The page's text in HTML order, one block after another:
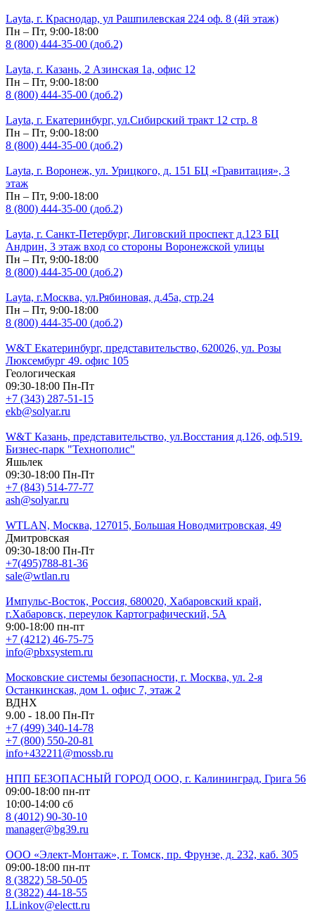
Layta, г. Краснодар, ул Рашпилевская 224 оф. 8 (4й этаж)
Пн – Пт, 9:00-18:00
8 (800) 444-35-00 (доб.2)
Layta, г. Казань, 2 Азинская 1а, офис 12
Пн – Пт, 9:00-18:00
8 (800) 444-35-00 (доб.2)
Layta, г. Екатеринбург, ул.Сибирский тракт 12 стр. 8
Пн – Пт, 9:00-18:00
8 (800) 444-35-00 (доб.2)
Layta, г. Воронеж, ул. Урицкого, д. 151 БЦ «Гравитация», 3
этаж
Пн – Пт, 9:00-18:00
8 (800) 444-35-00 (доб.2)
Layta, г. Санкт-Петербург, Лиговский проспект д.123 БЦ
Андрин, 3 этаж вход со стороны Воронежской улицы
Пн – Пт, 9:00-18:00
8 (800) 444-35-00 (доб.2)
Layta, г.Москва, ул.Рябиновая, д.45а, стр.24
Пн – Пт, 9:00-18:00
8 (800) 444-35-00 (доб.2)
W&T Екатеринбург, представительство, 620026, ул. Розы
Люксембург 49. офис 105
Геологическая
09:30-18:00 Пн-Пт
+7 (343) 287-51-15
ekb@solyar.ru
W&T Казань, представительство, ул.Восстания д.126, оф.519.
Бизнес-парк "Технополис"
Яшьлек
09:30-18:00 Пн-Пт
+7 (843) 514-77-77
ash@solyar.ru
WTLAN, Москва, 127015, Большая Новодмитровская, 49
Дмитровская
09:30-18:00 Пн-Пт
+7(495)788-81-36
sale@wtlan.ru
Импульс-Восток, Россия, 680020, Хабаровский край,
г.Хабаровск, переулок Картографический, 5А
9:00-18:00 пн-пт
+7 (4212) 46-75-75
info@pbxsystem.ru
Московские системы безопасности, г. Москва, ул. 2-я
Останкинская, дом 1. офис 7, этаж 2
ВДНХ
9.00 - 18.00 Пн-Пт
+7 (499) 340-14-78
+7 (800) 550-20-81
info+432211@mossb.ru
НПП БЕЗОПАСНЫЙ ГОРОД ООО, г. Калининград, Грига 56
09:00-18:00 пн-пт
10:00-14:00 сб
8 (4012) 90-30-10
manager@bg39.ru
ООО «Элект-Монтаж», г. Томск, пр. Фрунзе, д. 232, каб. 305
09:00-18:00 пн-пт
8 (3822) 58-50-05
8 (3822) 44-18-55
I.Linkov@electt.ru